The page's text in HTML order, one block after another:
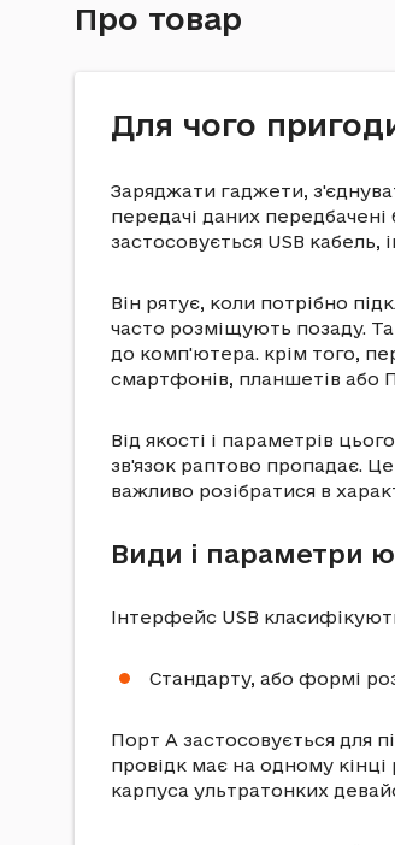
Про товар
Для чого
Заряджати гаджети,
передачі даних
застосовується USB
Він рятує, коли потрібно
часто розміщують позаду.
до комп'ютера. крім того,
смартфонів, планшетів або
Від якості і параметрів
зв'язок раптово пропадає.
важливо розібратися в
Види і параметри
Інтерфейс USB
Стандарту, або формі
Порт A застосовується для
провідк має на одному
карпуса ультратонких